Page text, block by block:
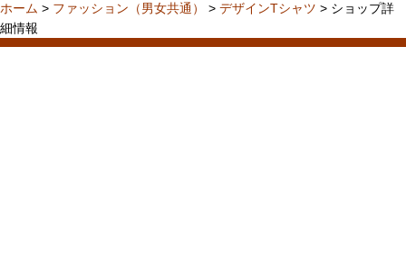
ホーム > ファッション（男女共通） > デザインTシャツ > ショップ詳
細情報